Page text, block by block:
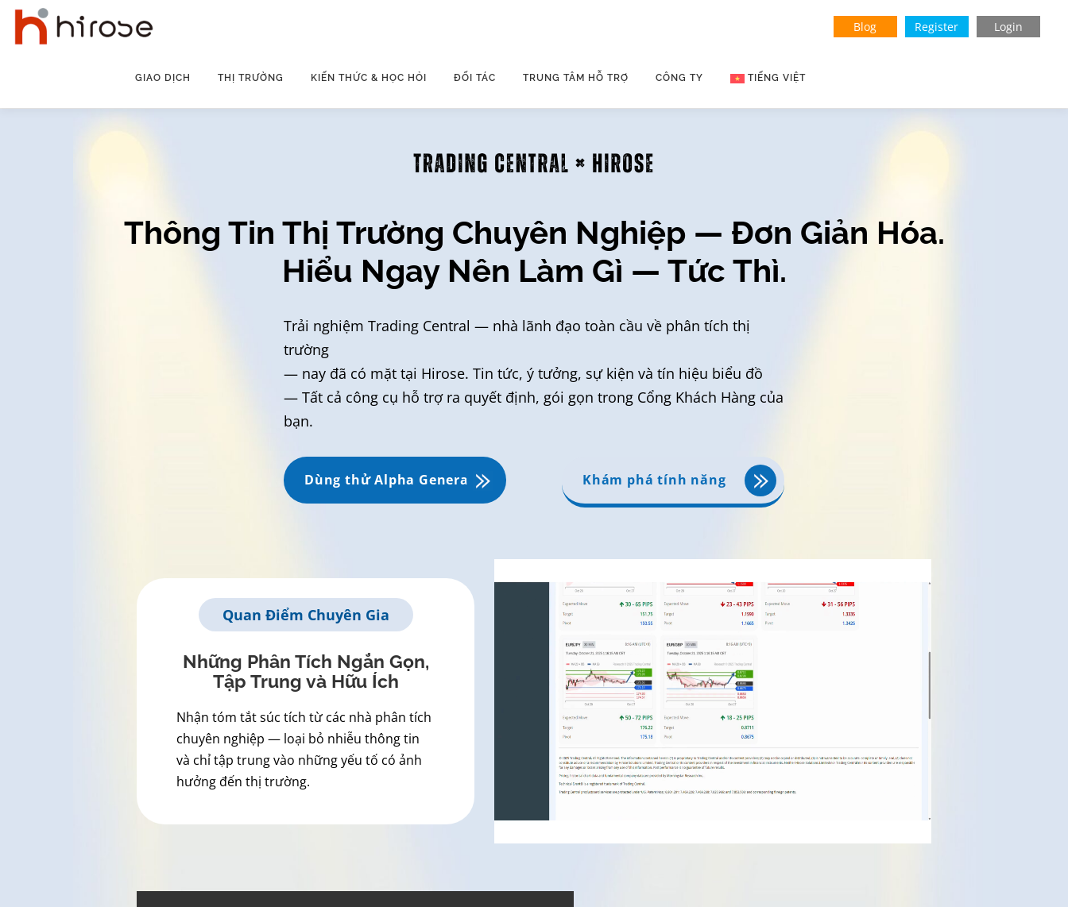
Skip
content
Blog Register Login
GIAO DỊCH THỊ TRƯỜNG KIẾN THỨC & HỌC HỎI ĐỐI TÁC TRUNG TÂM HỖ TRỢ CÔNG TY TIẾNG VIỆT
Thông Tin Thị Trường Chuyên Nghiệp — Đơn Giản Hóa.
Hiểu Ngay Nên Làm Gì — Tức Thì.
Trải nghiệm Trading Central — nhà lãnh đạo toàn cầu về phân tích thị
trường
— nay đã có mặt tại Hirose. Tin tức, ý tưởng, sự kiện và tín hiệu biểu đồ
— Tất cả công cụ hỗ trợ ra quyết định, gói gọn trong Cổng Khách Hàng của
bạn.
Dùng thử Alpha Generation Khám phá tính năng
Quan Điểm Chuyên Gia
Những Phân Tích Ngắn Gọn,
Tập Trung và Hữu Ích
Nhận tóm tắt súc tích từ các nhà phân tích
chuyên nghiệp — loại bỏ nhiễu thông tin
và chỉ tập trung vào những yếu tố có ảnh
hưởng đến thị trường.